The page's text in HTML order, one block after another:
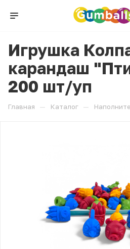
Игрушка
карандаш
200 шт/уп
Главная — Каталог —